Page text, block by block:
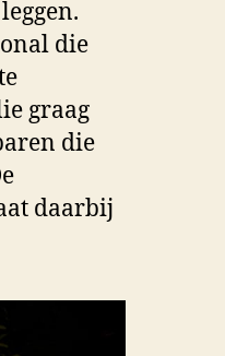
die
graag
die
daarbij